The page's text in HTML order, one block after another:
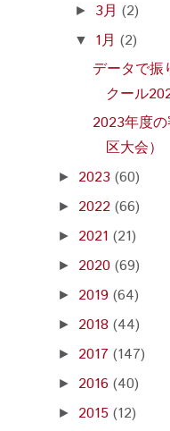
► 3月(2)
▼ 1月(2)
データで振
クール
2023年度
区大会）
► 2023 (60)
► 2022 (66)
► 2021 (21)
► 2020 (69)
► 2019 (64)
► 2018 (44)
► 2017 (147)
► 2016 (40)
► 2015 (12)